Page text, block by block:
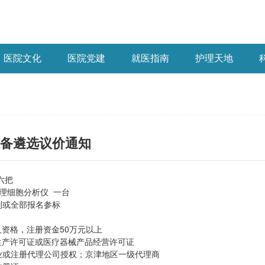
医院文化 医院党建 就医指南 护理天地
遴选议价通知
把
细胞分析仪 一台
全部报名参标
格，注册资金50万元以上
许可证或医疗器械产品经营许可证
注册代理公司授权；京津地区一级代理商